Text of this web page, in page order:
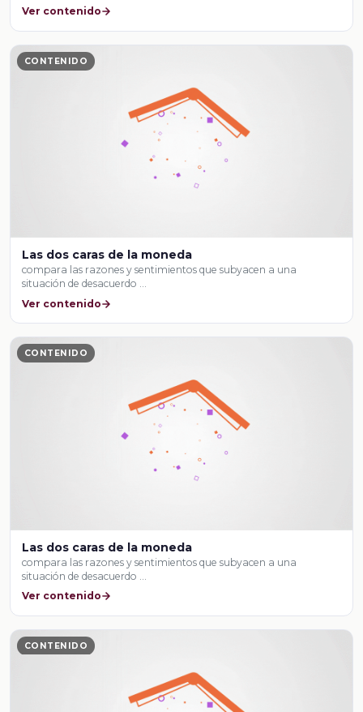
Ver contenido
CONTENIDO
Las dos caras de la moneda
compara las razones y sentimientos que subyacen a una
situación de desacuerdo …
Ver contenido
CONTENIDO
Las dos caras de la moneda
compara las razones y sentimientos que subyacen a una
situación de desacuerdo …
Ver contenido
CONTENIDO